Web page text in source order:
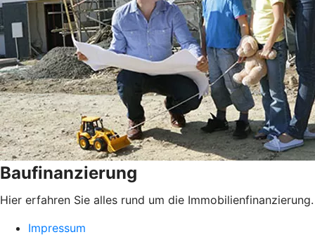
Baufinanzierung
Hier erfahren Sie alles rund um die Immobilienfinanzierung.
Impressum